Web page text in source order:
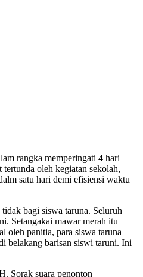
rangka memperingati 4 hari
oleh kegiatan sekolah,
satu hari demi efisiensi waktu
bagi siswa taruna. Seluruh
Setangakai mawar merah itu
oleh panitia, para siswa taruna
belakang barisan siswi taruni. Ini
Sorak suara penonton